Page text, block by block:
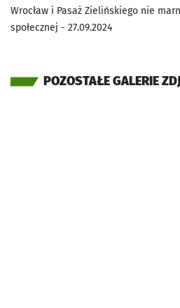
Wrocław i Pasaż Zielińskiego nie
społecznej - 27.09.2024
POZOSTAŁE GALERIE